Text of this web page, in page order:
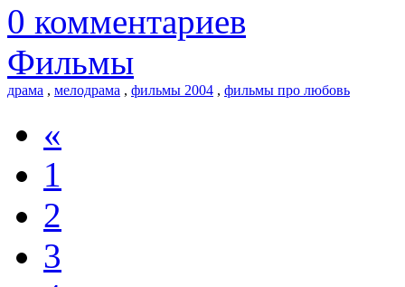
0 комментариев
Фильмы
драма , мелодрама , фильмы 2004 , фильмы про любовь
«
1
2
3